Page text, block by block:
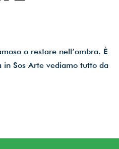
o restare nell’ombra. È
in Sos Arte vediamo tutto da